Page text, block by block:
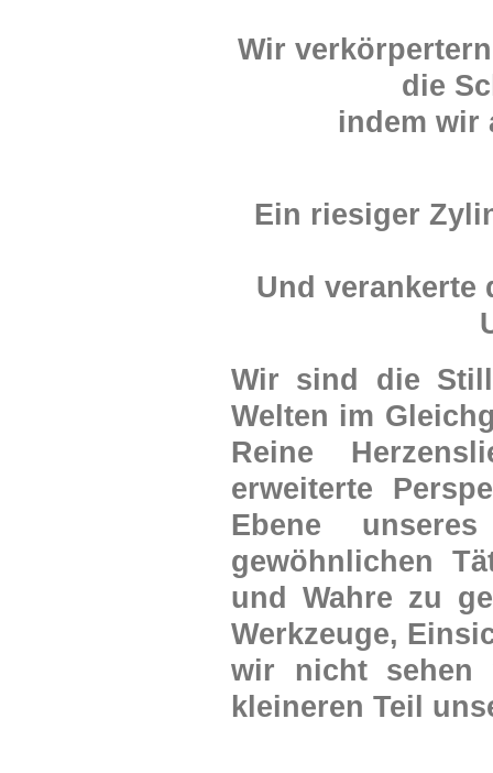
Wir
die
indem wir
Ein riesiger
Und verankerte
Wir sind die
Welten im
Reine
erweiterte
Ebene
gewöhnlichen
und Wahre zu
Werkzeuge,
wir nicht sehen
kleineren Teil